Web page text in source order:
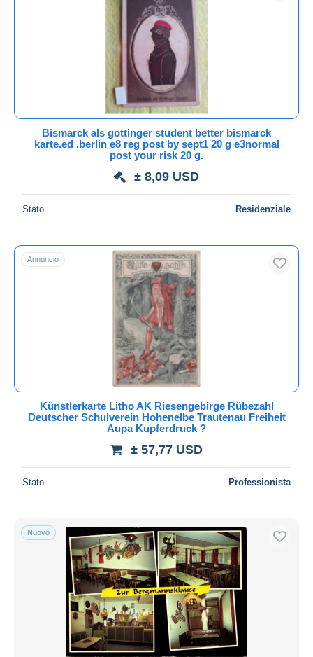
Aggiorna
Bismarck als gottinger student better bismarck
karte.ed .berlin e8 reg post by sept1 20 g e3normal
post your risk 20 g.
± 8,09 USD
Stato Residenziale
Annuncio
Künstlerkarte Litho AK Riesengebirge Rübezahl
Deutscher Schulverein Hohenelbe Trautenau Freiheit
Aupa Kupferdruck ?
± 57,77 USD
Stato Professionista
Nuovo